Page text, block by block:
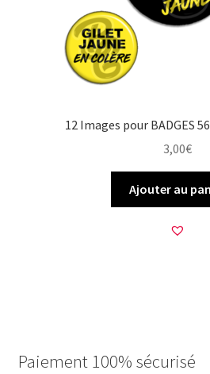
12 Images pour BADGES
3,00€
Ajouter au
Paiement 100% sécurisé